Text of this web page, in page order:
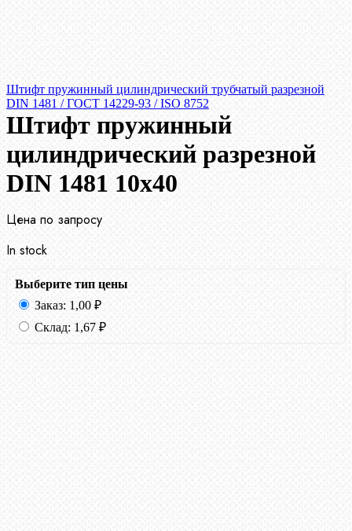
Штифт пружинный цилиндрический трубчатый разрезной
DIN 1481 / ГОСТ 14229-93 / ISO 8752
Штифт пружинный
цилиндрический разрезной
DIN 1481 10х40
Цена по запросу
In stock
Выберите тип цены
Заказ: 1,00 ₽
Склад: 1,67 ₽